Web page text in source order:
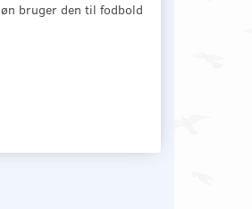
bruger den til fodbold